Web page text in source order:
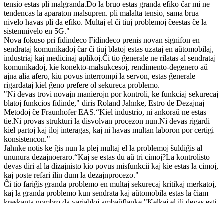
tensio estas pli malgranda.Do la bruo estas granda efiko ĉar mi ne
tendencas la aparaton malsupren. pli malalta tensio, sama brua
nivelo havas pli da efiko. Multaj el ĉi tiuj problemoj ĉeestas ĉe la
sistemnivelo en 5G."
Nova fokuso pri fidindeco Fidindeco prenis novan signifon en
sendrataj komunikadoj ĉar ĉi tiuj blatoj estas uzataj en aŭtomobilaj,
industriaj kaj medicinaj aplikoj.Ĉi tio ĝenerale ne rilatas al sendrataj
komunikadoj, kie konekto-malsukcesoj, rendimento-degenero aŭ
ajna alia afero, kiu povus interrompi la servon, estas ĝenerale
rigardataj kiel ĝeno prefere ol sekureca problemo.
"Ni devas trovi novajn manierojn por kontroli, ke funkciaj sekurecaj
blatoj funkcios fidinde," diris Roland Jahnke, Estro de Dezajnaj
Metodoj ĉe Fraunhofer EAS.“Kiel industrio, ni ankoraŭ ne estas
tie.Ni provas strukturi la disvolvan procezon nun.Ni devas rigardi
kiel partoj kaj iloj interagas, kaj ni havas multan laboron por certigi
konsistencon."
Jahnke notis ke ĝis nun la plej multaj el la problemoj ŝuldiĝis al
ununura dezajnoeraro.“Kaj se estas du aŭ tri cimoj?La kontrolisto
devas diri al la dizajnisto kio povus misfunkcii kaj kie estas la cimoj,
kaj poste refari ilin dum la dezajnprocezo."
Ĉi tio fariĝis granda problemo en multaj sekurecaj kritikaj merkatoj,
kaj la granda problemo kun sendrata kaj aŭtomobila estas la ĉiam